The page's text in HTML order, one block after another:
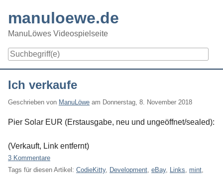
content
manuloewe.de
ManuLöwes Videospielseite
Ich verkaufe
Geschrieben von ManuLöwe am Donnerstag, 8. November 2018
Pier Solar EUR (Erstausgabe, neu und ungeöffnet/sealed):
(Verkauft, Link entfernt)
3 Kommentare
Tags für diesen Artikel: CodieKitty, Development eBay, Links mint